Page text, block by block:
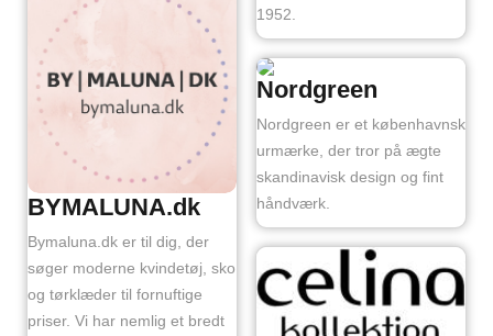
BYMALUNA.dk
Bymaluna.dk er til dig, der
søger moderne kvindetøj, sko
og tørklæder til fornuftige
priser. Vi har nemlig et bredt
1952.
Nordgreen
Nordgreen er et københavnsk
urmærke, der tror på ægte
skandinavisk design og fint
håndværk.